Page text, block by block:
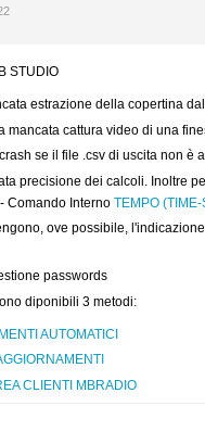
STUDIO
estrazione della copertina
mancata cattura video di una
se il file .csv di uscita non è
precisione dei calcoli. Inoltre
Comando Interno TEMPO
ove possibile,
passwords
diponibili 3 metodi:
AUTOMATICI
CLIENTI MBRADIO